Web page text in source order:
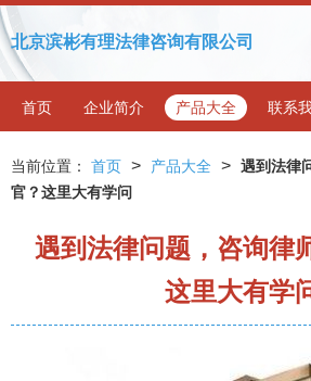
北京滨彬有理法律咨询有限公司
首页 企业简介 产品大全 联系
当前位置： 首页 > 产品大全 > 遇到法律
官？这里大有学问
遇到法律问题，咨询律
这里大有学